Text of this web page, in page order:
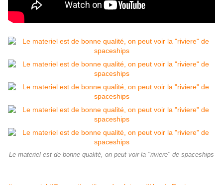
Le materiel est de bonne qualité, on peut voir la "riviere" de spaceships